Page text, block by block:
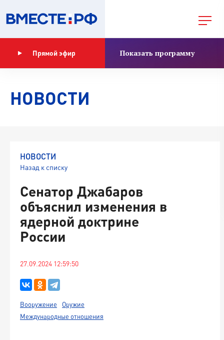
Прямой эфир Показать программу
НОВОСТИ
НОВОСТИ
Назад к списку
Сенатор Джабаров
объяснил изменения в
ядерной доктрине
России
27.09.2024 12:59:50
Вооружение
Оружие
Международные отношения